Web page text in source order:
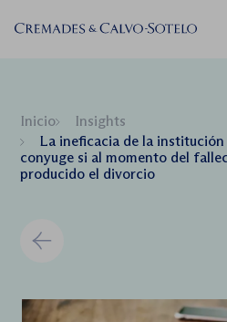
Inicio
Insights
La ineficacia de la
conyuge si al momento del
producido el divorcio